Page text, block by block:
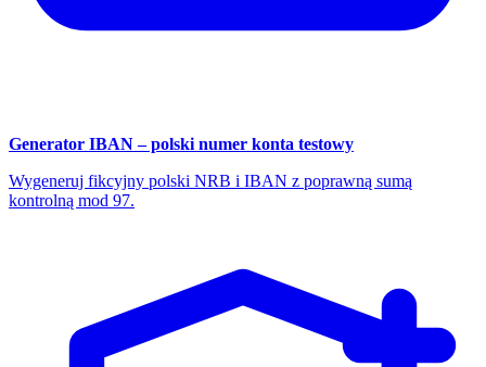
Generator IBAN – polski numer konta testowy
Wygeneruj fikcyjny polski NRB i IBAN z poprawną sumą
kontrolną mod 97.